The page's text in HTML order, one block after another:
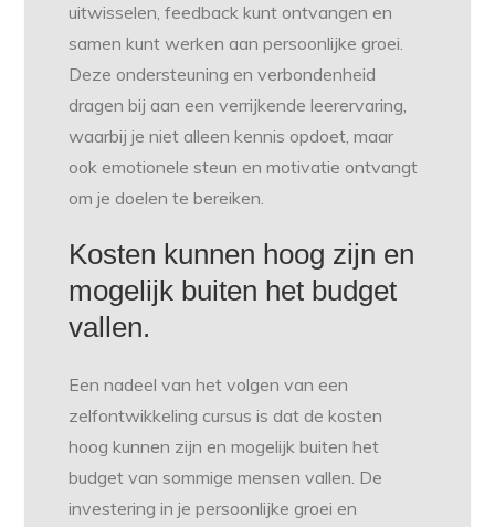
uitwisselen, feedback kunt ontvangen en
samen kunt werken aan persoonlijke groei.
Deze ondersteuning en verbondenheid
dragen bij aan een verrijkende leerervaring,
waarbij je niet alleen kennis opdoet, maar
ook emotionele steun en motivatie ontvangt
om je doelen te bereiken.
Kosten kunnen hoog zijn en
mogelijk buiten het budget
vallen.
Een nadeel van het volgen van een
zelfontwikkeling cursus is dat de kosten
hoog kunnen zijn en mogelijk buiten het
budget van sommige mensen vallen. De
investering in je persoonlijke groei en